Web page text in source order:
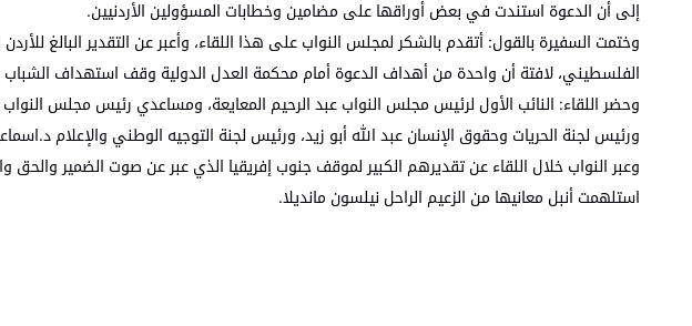
إلى أن الدعوة استندت في بعض أوراقها على مضامين وخطابات المسؤولين الأردنيين.
وختمت السفيرة بالقول: أتقدم بالشكر لمجلس النواب على هذا اللقاء، وأعبر عن التقدير البالغ
الفلسطيني، لافتة أن واحدة من أهداف الدعوة أمام محكمة العدل الدولية وقف استهداف
وحضر اللقاء: النائب الأول لرئيس مجلس النواب عبد الرحيم المعايعة، ومساعدي رئيس مجلس النواب
ورئيس لجنة الحريات وحقوق الإنسان عبد الله أبو زيد، ورئيس لجنة التوجيه الوطني والإعلام
وعبر النواب خلال اللقاء عن تقديرهم الكبير لموقف جنوب إفريقيا الذي عبر عن صوت الضمير
استلهمت أنبل معانيها من الزعيم الراحل نيلسون مانديلا.